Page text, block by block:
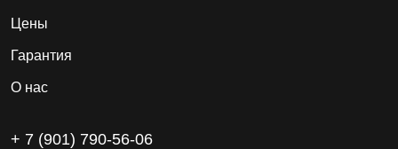
Цены
Гарантия
О нас
+ 7 (901) 790-56-06